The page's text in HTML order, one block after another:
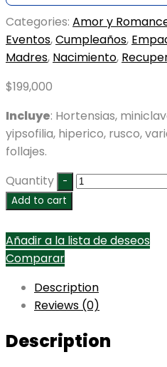
Categories: Amor y
Eventos,Cumpleaños,
Madres, Nacimiento,
$199,000
Incluye: Hortensias,
yipsofilia, hiperico, rusco,
follajes.
Quantity
Add to cart
Añadir a la lista de deseos
Comparar
Description
Reviews (0)
Description